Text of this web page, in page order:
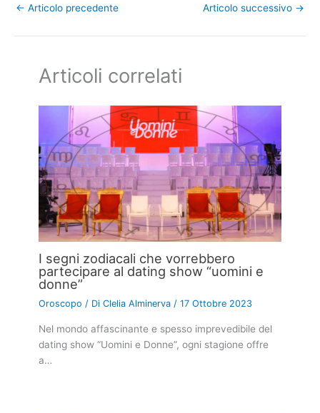
← Articolo precedente Articolo successivo →
Articoli correlati
I segni zodiacali che vorrebbero
partecipare al dating show “uomini e
donne”
Oroscopo / DiClelia Alminerva/17 Ottobre 2023
Nel mondo affascinante e spesso imprevedibile del
dating show “Uomini e Donne”, ogni stagione offre
a…